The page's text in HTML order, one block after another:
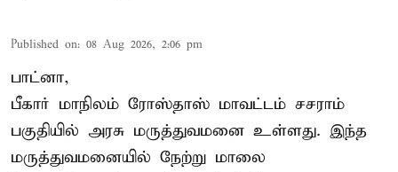
Published on: 08 Aug 2026, 2:06 pm
பாட்னா,
பீகார் மாநிலம் ரோஸ்தாஸ் மாவட்டம் சசராம்
பகுதியில் அரசு மருத்துவமனை உள்ளது. இந்த
மருத்துவமனையில் நேற்று மாலை